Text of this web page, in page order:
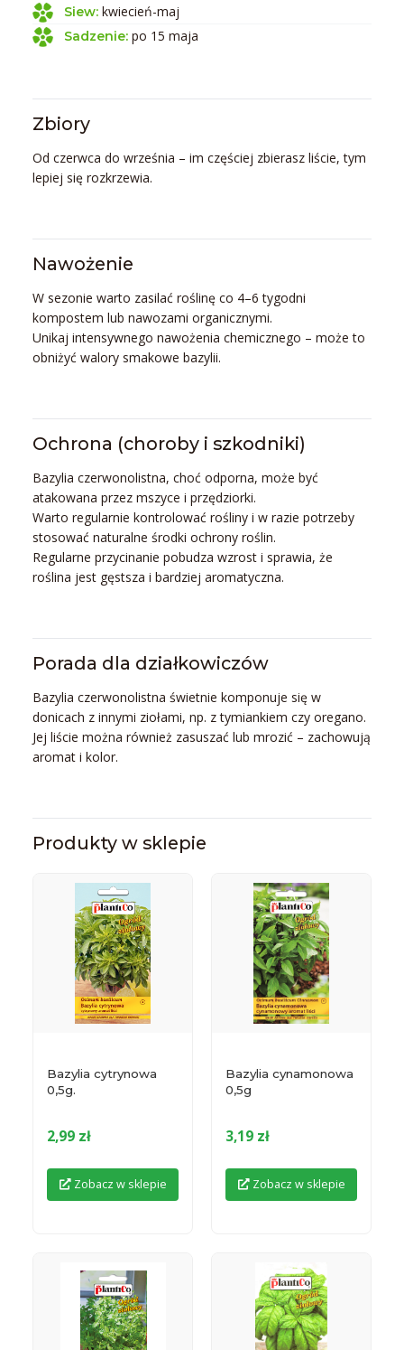
Siew: kwiecień-maj
Sadzenie: po 15 maja
Zbiory
Od czerwca do września – im częściej zbierasz liście, tym
lepiej się rozkrzewia.
Nawożenie
W sezonie warto zasilać roślinę co 4–6 tygodni
kompostem lub nawozami organicznymi.
Unikaj intensywnego nawożenia chemicznego – może to
obniżyć walory smakowe bazylii.
Ochrona (choroby i szkodniki)
Bazylia czerwonolistna, choć odporna, może być
atakowana przez mszyce i przędziorki.
Warto regularnie kontrolować rośliny i w razie potrzeby
stosować naturalne środki ochrony roślin.
Regularne przycinanie pobudza wzrost i sprawia, że
roślina jest gęstsza i bardziej aromatyczna.
Porada dla działkowiczów
Bazylia czerwonolistna świetnie komponuje się w
donicach z innymi ziołami, np. z tymiankiem czy oregano.
Jej liście można również zasuszać lub mrozić – zachowują
aromat i kolor.
Produkty w sklepie
Bazylia cytrynowa
0,5g.
2,99 zł
Zobacz w sklepie
Bazylia cynamonowa
0,5g
3,19 zł
Zobacz w sklepie